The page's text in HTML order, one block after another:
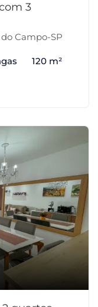
3
Campo-SP
120 m²